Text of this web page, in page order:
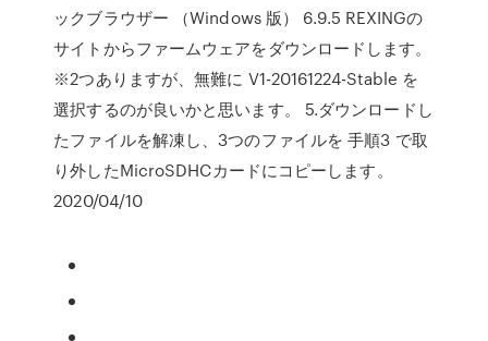
ックブラウザー （Windows 版） 6.9.5 REXINGの
サイトからファームウェアをダウンロードします。
※2つありますが、無難に V1-20161224-Stable を
選択するのが良いかと思います。 5.ダウンロードし
たファイルを解凍し、3つのファイルを 手順3 で取
り外したMicroSDHCカードにコピーします。
2020/04/10